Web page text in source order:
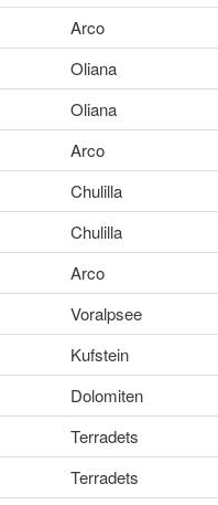
Arco
Oliana
Oliana
Arco
Chulilla
Chulilla
Arco
Voralpsee
Kufstein
Dolomiten
Terradets
Terradets